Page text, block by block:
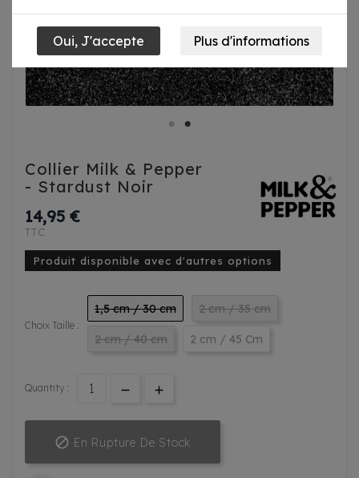
Collier Milk & Pepper
- Stardust Noir
14,95 €
TTC
Produit disponible avec d'autres options
Choix Taille :
1,5 cm / 30 cm 2 cm / 35 cm
2 cm / 40 cm 2 cm / 45 Cm
Quantity :
 En Rupture De Stock